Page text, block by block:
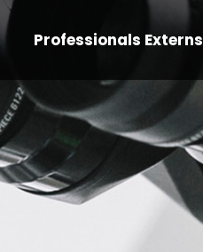
Professionals Externs